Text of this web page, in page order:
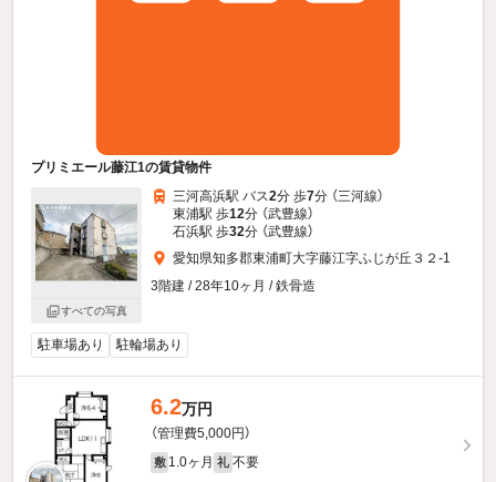
プリミエール藤江1の賃貸物件
すべての写真
三河高浜駅 バス2分 歩7分 （三河線）
東浦駅 歩12分 （武豊線）
石浜駅 歩32分 （武豊線）
愛知県知多郡東浦町大字藤江字ふじが丘３２-1
3階建 / 28年10ヶ月 / 鉄骨造
駐車場あり 駐輪場あり
6.2万円
（管理費5,000円）
敷 1.0ヶ月 礼 不要